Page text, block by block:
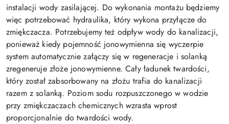
instalacji wody zasilającej. Do wykonania montażu będziemy
więc potrzebować hydraulika, który wykona przyłącze do
zmiękczacza. Potrzebujemy też odpływ wody do kanalizacji,
ponieważ kiedy pojemność jonowymienna się wyczerpie
system automatycznie załączy się w regeneracje i solanką
zregeneruje złoże jonowymienne. Cały ładunek twardości,
który został zabsorbowany na złożu trafia do kanalizacji
razem z solanką. Poziom sodu rozpuszczonego w wodzie
przy zmiękczaczach chemicznych wzrasta wprost
proporcjonalnie do twardości wody.